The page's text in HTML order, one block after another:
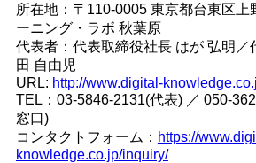
所在地：〒110-0005 東京都台東区上
ーニング・ラボ 秋葉原
代表者：代表取締役社長 はが 弘明／
田 自由児
URL: http://www.digital-
TEL：03-5846-2131(代表) ／ 050-
窓口)
コンタクトフォーム： https://
knowledge.co.jp/inquiry/